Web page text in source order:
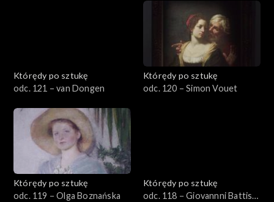
Którędy po sztukę
odc. 121 – van Dongen
Którędy po sztukę
odc. 120 – Simon Vouet
Którędy po sztukę
odc. 119 − Olga Boznańska
Którędy po sztukę
odc. 118 − Giovannni Battista